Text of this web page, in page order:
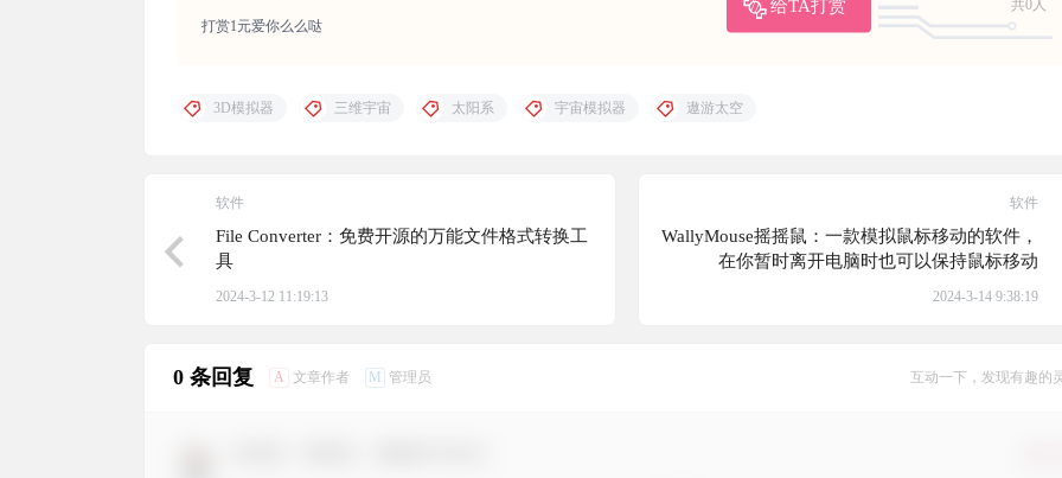
给TA打赏
共0人
打赏1元爱你么么哒
3D模拟器 三维宇宙 太阳系 宇宙模拟器 遨游太空
软件
File Converter：免费开源的万能文件格式转换工
具
2024-3-12 11:19:13
软件
WallyMouse摇摇鼠：一款模拟鼠标移动的软件，
在你暂时离开电脑时也可以保持鼠标移动
2024-3-14 9:38:19
0 条回复 A 文章作者 M 管理员 互动一下，发现有趣的